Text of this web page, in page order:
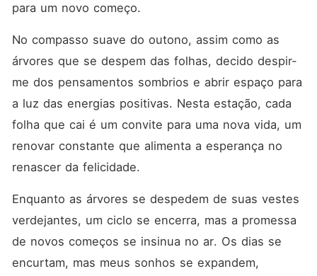
para um novo começo.
No compasso suave do outono, assim como as
árvores que se despem das folhas, decido despir-
me dos pensamentos sombrios e abrir espaço para
a luz das energias positivas. Nesta estação, cada
folha que cai é um convite para uma nova vida, um
renovar constante que alimenta a esperança no
renascer da felicidade.
Enquanto as árvores se despedem de suas vestes
verdejantes, um ciclo se encerra, mas a promessa
de novos começos se insinua no ar. Os dias se
encurtam, mas meus sonhos se expandem,